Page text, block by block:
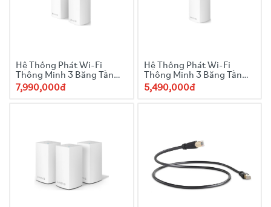
Hệ Thống Phát Wi-Fi
Thông Minh 3 Băng Tần
Linksys Velop 2-Pack
7,990,000đ
Hệ Thống Phát Wi-Fi
Thông Minh 3 Băng Tần
Linksys Velop 1-Pack
5,490,000đ